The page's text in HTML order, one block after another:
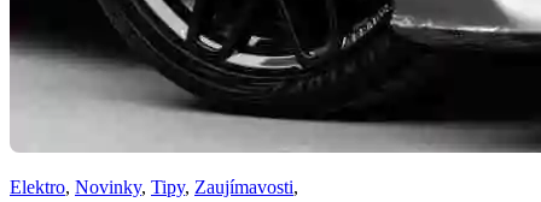
Elektro, Novinky, Tipy, Zaujímavosti,